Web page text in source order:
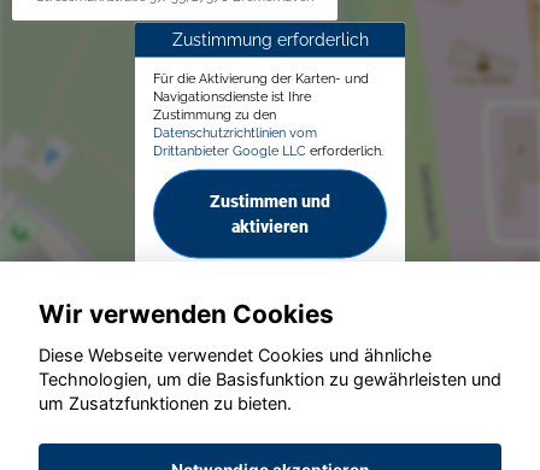
Zustimmung erforderlich
Für die Aktivierung der Karten- und
Navigationsdienste ist Ihre
Zustimmung zu den
Datenschutzrichtlinien vom
Drittanbieter Google LLC erforderlich.
Zustimmen und
aktivieren
© konjunkturmotor.de GmbH 2020 - 2026
Wir verwenden Cookies
Diese Webseite verwendet Cookies und ähnliche
Technologien, um die Basisfunktion zu gewährleisten und
um Zusatzfunktionen zu bieten.